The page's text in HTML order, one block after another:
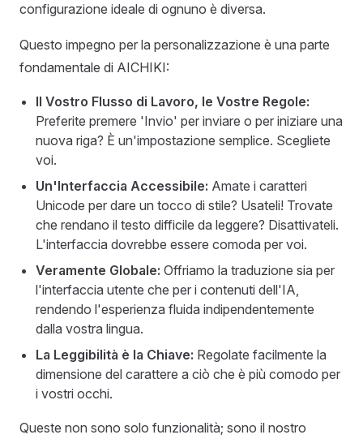
configurazione ideale di ognuno è diversa.
Questo impegno per la personalizzazione è una parte
fondamentale di AICHIKI:
Il Vostro Flusso di Lavoro, le Vostre Regole:
Preferite premere 'Invio' per inviare o per iniziare una
nuova riga? È un'impostazione semplice. Scegliete
voi.
Un'Interfaccia Accessibile: Amate i caratteri
Unicode per dare un tocco di stile? Usateli! Trovate
che rendano il testo difficile da leggere? Disattivateli.
L'interfaccia dovrebbe essere comoda per voi.
Veramente Globale: Offriamo la traduzione sia per
l'interfaccia utente che per i contenuti dell'IA,
rendendo l'esperienza fluida indipendentemente
dalla vostra lingua.
La Leggibilità è la Chiave: Regolate facilmente la
dimensione del carattere a ciò che è più comodo per
i vostri occhi.
Queste non sono solo funzionalità; sono il nostro